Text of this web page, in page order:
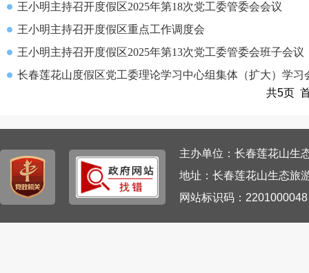
王小明主持召开度假区2025年第18次党工委管委会会议
王小明主持召开度假区重点工作调度会
王小明主持召开度假区2025年第13次党工委管委会班子会议
长春莲花山度假区党工委理论学习中心组集体（扩大）学习
共5页
主办单位：长春莲花山生
地址：长春莲花山生态旅
网站标识码：